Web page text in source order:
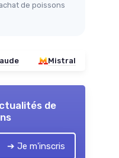
de poissons
Mistral
de
➔ Je m'inscris